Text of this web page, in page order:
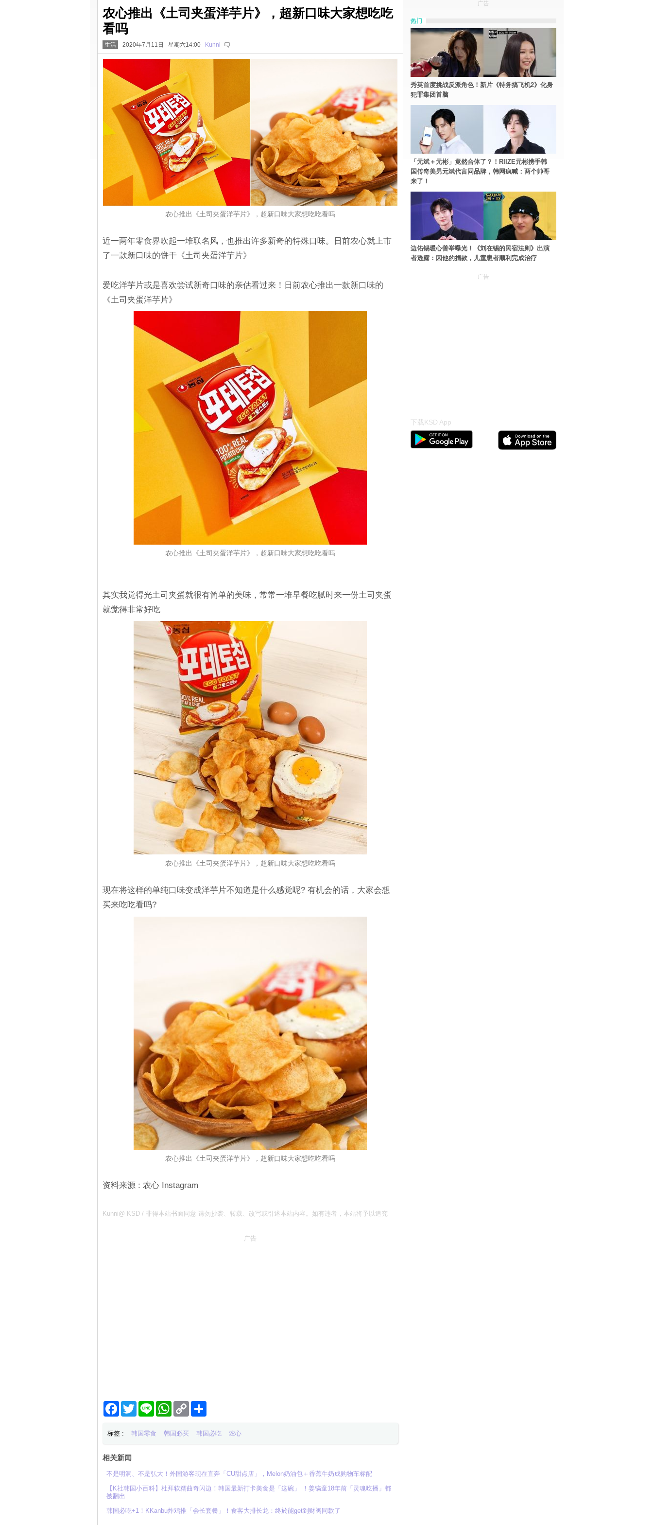
农心推出《土司夹蛋洋芋片》，超新口味大家想吃吃
看吗
生活 2020年7月11日 星期六14:00 Kunni
农心推出《土司夹蛋洋芋片》，超新口味大家想吃吃看吗
近一两年零食界吹起一堆联名风，也推出许多新奇的特殊口味。日前农心就上市
了一款新口味的饼干《土司夹蛋洋芋片》
爱吃洋芋片或是喜欢尝试新奇口味的亲估看过来！日前农心推出一款新口味的
《土司夹蛋洋芋片》
农心推出《土司夹蛋洋芋片》，超新口味大家想吃吃看吗
其实我觉得光土司夹蛋就很有简单的美味，常常一堆早餐吃腻时来一份土司夹蛋
就觉得非常好吃
农心推出《土司夹蛋洋芋片》，超新口味大家想吃吃看吗
现在将这样的单纯口味变成洋芋片不知道是什么感觉呢? 有机会的话，大家会想
买来吃吃看吗?
农心推出《土司夹蛋洋芋片》，超新口味大家想吃吃看吗
资料来源 : 农心 Instagram
Kunni@ KSD / 非得本站书面同意 请勿抄袭、转载、改写或引述本站内容。如有违者，本站将予以追究
广告
Facebook
TwitterLine WhatsApp
Copy
Link
分
标签 : 韩国零食 韩国必买 韩国必吃 农心
相关新闻
不是明洞、不是弘大！外国游客现在直奔「CU甜点店」，Melon奶油包＋香蕉牛奶成购物车标配
【K社韩国小百科】杜拜软糯曲奇闪边！韩国最新打卡美食是「这碗」 ！姜镐童18年前「灵魂吃播」都
被翻出
韩国必吃+1！KKanbu炸鸡推「会长套餐」！食客大排长龙：终於能get到财阀同款了
广告
热门
秀英首度挑战反派角色！新片《特务搞飞机2》化身
犯罪集团首脑
「元斌＋元彬」竟然合体了？！RIIZE元彬携手韩
国传奇美男元斌代言同品牌，韩网疯喊：两个帅哥
来了！
边佑锡暖心善举曝光！《刘在锡的民宿法则》出演
者透露：因他的捐款，儿童患者顺利完成治疗
广告
下载KSD App